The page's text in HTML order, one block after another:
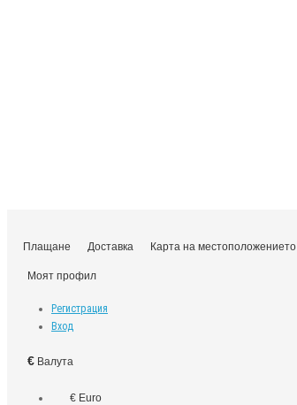
Плащане Доставка Карта на местоположението
Моят профил
Регистрация
Вход
€ Валута
€ Euro